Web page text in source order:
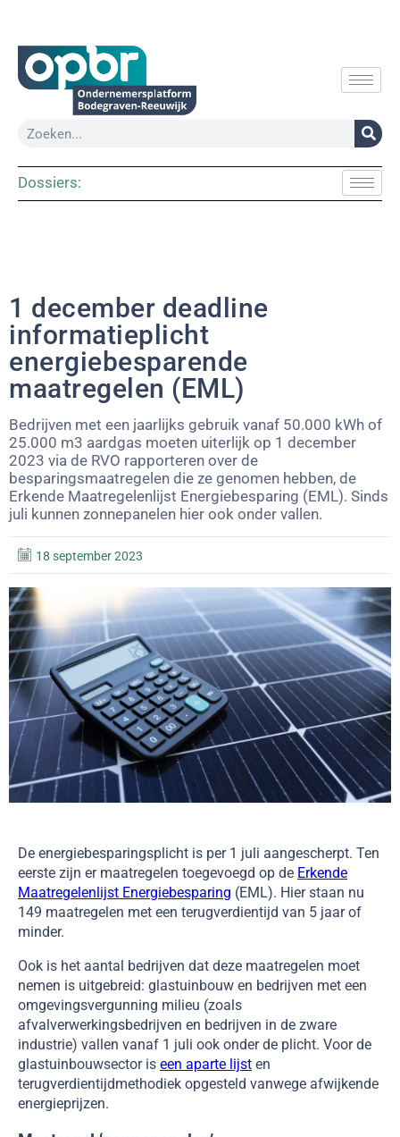
Dossiers:
1 december deadline
informatieplicht
energiebesparende
maatregelen (EML)
Bedrijven met een jaarlijks gebruik vanaf 50.000 kWh of
25.000 m3 aardgas moeten uiterlijk op 1 december
2023 via de RVO rapporteren over de
besparingsmaatregelen die ze genomen hebben, de
Erkende Maatregelenlijst Energiebesparing (EML). Sinds
juli kunnen zonnepanelen hier ook onder vallen.
18 september 2023
De energiebesparingsplicht is per 1 juli aangescherpt. Ten
eerste zijn er maatregelen toegevoegd op de Erkende
Maatregelenlijst Energiebesparing (EML). Hier staan nu
149 maatregelen met een terugverdientijd van 5 jaar of
minder.
Ook is het aantal bedrijven dat deze maatregelen moet
nemen is uitgebreid: glastuinbouw en bedrijven met een
omgevingsvergunning milieu (zoals
afvalverwerkingsbedrijven en bedrijven in de zware
industrie) vallen vanaf 1 juli ook onder de plicht. Voor de
glastuinbouwsector is een aparte lijst en
terugverdientijdmethodiek opgesteld vanwege afwijkende
energieprijzen.